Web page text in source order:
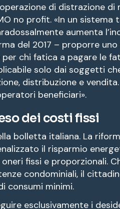
di distrazione di
no profit. «In un sistema
aumenta
del 2017 – proporre
chi fatica a pagare le
solo dai soggetti
distribuzione e
beneficiari».
dei costi fissi
bolletta italiana. La
il risparmio
fissi e proporzionali.
condominiali, il
consumi minimi.
esclusivamente i